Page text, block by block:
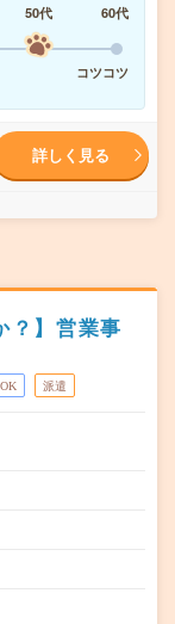
50代
60代
コツコツ
詳しく見る
？】営業事
派遣